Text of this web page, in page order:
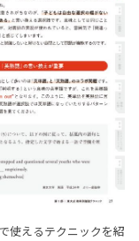
使えるテクニックを紹